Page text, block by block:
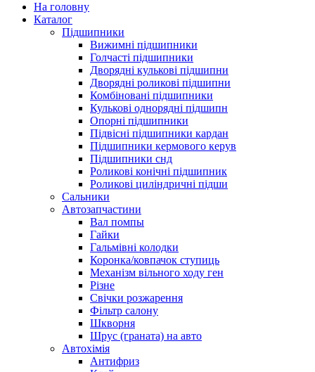
На головну
Каталог
Підшипники
Вижимні підшипники
Голчасті підшипники
Дворядні кулькові підшипни
Дворядні роликові підшипни
Комбіновані підшипники
Кулькові однорядні підшипн
Опорні підшипники
Підвісні підшипники кардан
Підшипники кермового керув
Підшипники снд
Роликові конічні підшипник
Роликові циліндричні підши
Сальники
Автозапчастини
Вал помпы
Гайки
Гальмівні колодки
Коронка/ковпачок ступиць
Механізм вільного ходу ген
Різне
Свічки розжарення
Фільтр салону
Шкворня
Шрус (граната) на авто
Автохімія
Антифриз